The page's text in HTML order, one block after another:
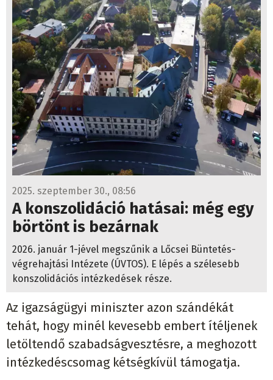
2025. szeptember 30., 08:56
A konszolidáció hatásai: még egy
börtönt is bezárnak
2026. január 1-jével megszűnik a Lőcsei Büntetés-
végrehajtási Intézete (ÚVTOS). E lépés a szélesebb
konszolidációs intézkedések része.
Az igazságügyi miniszter azon szándékát
tehát, hogy minél kevesebb embert ítéljenek
letöltendő szabadságvesztésre, a meghozott
intézkedéscsomag kétségkívül támogatja.